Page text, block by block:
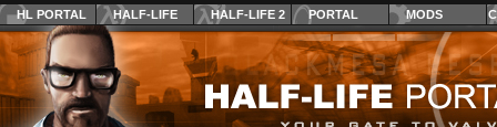
HL PORTAL HALF-LIFE HALF-LIFE 2 PORTAL MODS